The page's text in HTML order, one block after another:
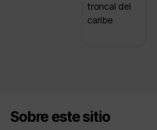
troncal del
caribe
Sobre este sitio